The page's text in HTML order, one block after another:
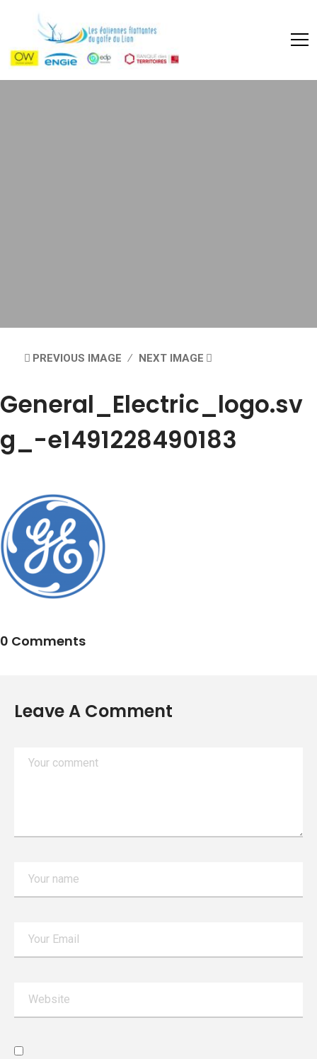
PREVIOUS IMAGE NEXT IMAGE
General_Electric_logo.sv
g_-e1491228490183
0 Comments
Leave A Comment